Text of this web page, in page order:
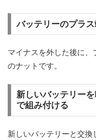
バッテリーのプラ
マイナスを外した後に、
のナットです。
新しいバッテリー
で組み付ける
新しいバッテリーと交換